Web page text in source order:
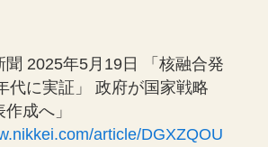
聞 2025年5月19日 「核融合発
代に実証」 政府が国家戦略
成へ」
article/DGXZQOU